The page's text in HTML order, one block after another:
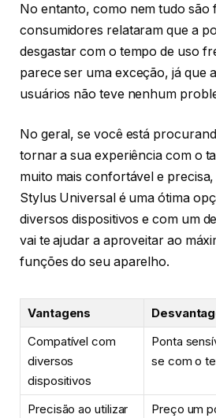
No entanto, como nem tudo são
consumidores relataram que a
desgastar com o tempo de uso
parece ser uma exceção, já que
usuários não teve nenhum
No geral, se você está
tornar a sua experiência com o
muito mais confortável e
Stylus Universal é uma ótima
diversos dispositivos e com um
vai te ajudar a aproveitar ao
funções do seu aparelho.
Vantagens
Compatível com
diversos
dispositivos
Ponta
se com o
Precisão ao utilizar
Preço um